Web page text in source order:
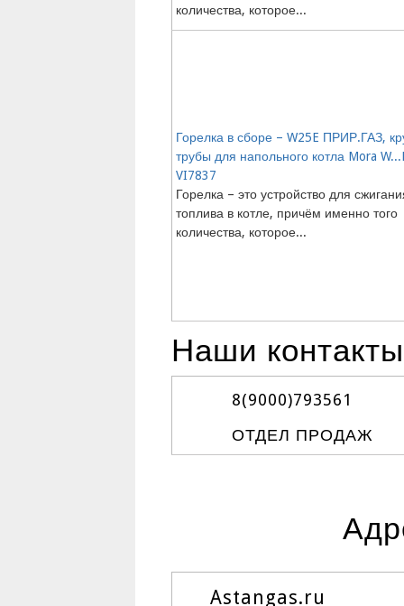
количества, которое...
Горелка в сборе – W25E ПРИР.ГАЗ,
трубы для напольного котла Mora
VI7837
Горелка – это устройство для
топлива в котле, причём именно того
количества, которое...
Наши контакты
8(9000)793561
ОТДЕЛ ПРОДАЖ
Astangas.ru